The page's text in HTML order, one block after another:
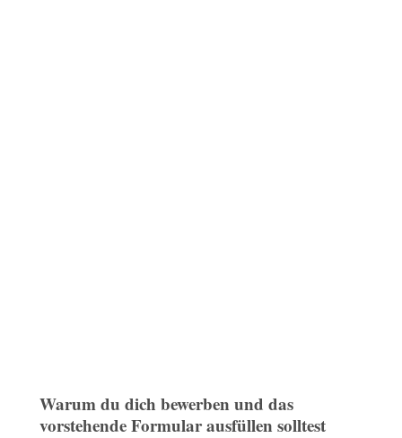
Warum du dich bewerben und das
vorstehende Formular ausfüllen solltest